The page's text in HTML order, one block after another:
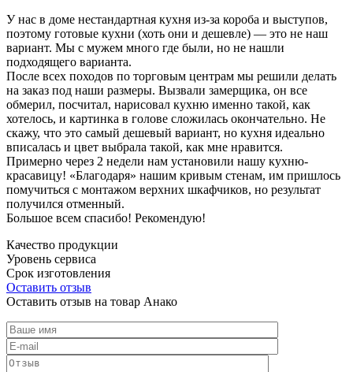
У нас в доме нестандартная кухня из-за короба и выступов,
поэтому готовые кухни (хоть они и дешевле) — это не наш
вариант. Мы с мужем много где были, но не нашли
подходящего варианта.
После всех походов по торговым центрам мы решили делать
на заказ под наши размеры. Вызвали замерщика, он все
обмерил, посчитал, нарисовал кухню именно такой, как
хотелось, и картинка в голове сложилась окончательно. Не
скажу, что это самый дешевый вариант, но кухня идеально
вписалась и цвет выбрала такой, как мне нравится.
Примерно через 2 недели нам установили нашу кухню-
красавицу! «Благодаря» нашим кривым стенам, им пришлось
помучиться с монтажом верхних шкафчиков, но результат
получился отменный.
Большое всем спасибо! Рекомендую!
Качество продукции
Уровень сервиса
Срок изготовления
Оставить отзыв
Оставить отзыв на товар Анако